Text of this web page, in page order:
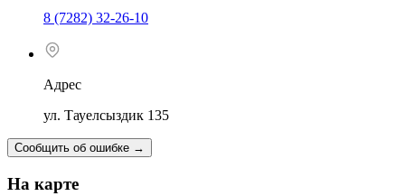
8 (7282) 32-26-10
Адрес
ул. Тауелсыздик 135
Сообщить об ошибке →
На карте